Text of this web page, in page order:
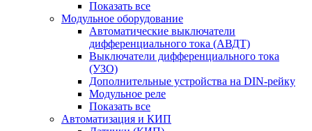
Показать все
Модульное оборудование
Автоматические выключатели
дифференциального тока (АВДТ)
Выключатели дифференциального тока
(УЗО)
Дополнительные устройства на DIN-рейку
Модульное реле
Показать все
Автоматизация и КИП